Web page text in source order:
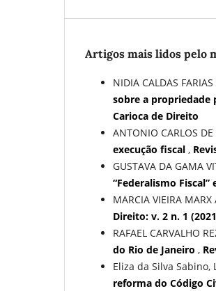
Artigos mais lidos pelo
NIDIA CALDAS FARIAS
sobre a propriedade
Carioca de Direito
ANTONIO CARLOS DE
execução fiscal ,
GUSTAVA DA GAMA
“Federalismo Fiscal”
MARCIA VIEIRA MARX
Direito: v. 2 n. 1
RAFAEL CARVALHO
do Rio de Janeiro ,
Eliza da Silva
reforma do Código